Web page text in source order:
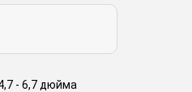
- 6,7 дюйма